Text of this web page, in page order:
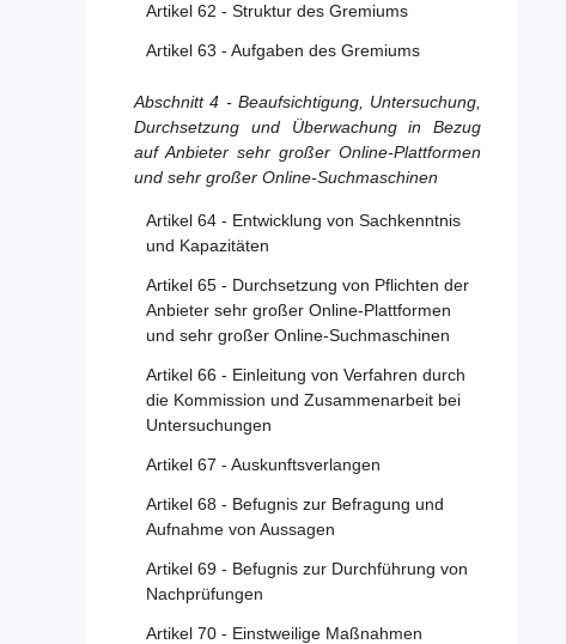
missbräuchlicher Verwendung
Artikel 24 - Transparenzberichtspflichten der
Artikel 25 - Gestaltung und Organisation der
Online-Schnittstelle
Artikel 26 - Werbung auf Online-Plattformen
Artikel 27 - Transparenz der
Empfehlungssysteme
Artikel 28 - Online-Schutz Minderjähriger
Abschnitt 4 - Bestimmungen für Anbieter von
Online-Plattformen, die Verbrauchern den
Abschluss von Fernabsatzverträgen mit
Unternehmern ermöglichen
Artikel 29 - Ausnahme für Kleinst- und
Artikel 30 - Nachverfolgbarkeit von
Artikel 31 - Konformität durch
Artikel 62 - Struktur des Gremiums
Artikel 63 - Aufgaben des Gremiums
Abschnitt 4 - Beaufsichtigung, Untersuchung,
Durchsetzung und Überwachung in Bezug
auf Anbieter sehr großer Online-Plattformen
und sehr großer Online-Suchmaschinen
Artikel 64 - Entwicklung von Sachkenntnis
und Kapazitäten
Artikel 65 - Durchsetzung von Pflichten der
Anbieter sehr großer Online-Plattformen
und sehr großer Online-Suchmaschinen
Artikel 66 - Einleitung von Verfahren durch
die Kommission und Zusammenarbeit bei
Untersuchungen
Artikel 67 - Auskunftsverlangen
Artikel 68 - Befugnis zur Befragung und
Aufnahme von Aussagen
Artikel 69 - Befugnis zur Durchführung von
Nachprüfungen
Artikel 70 - Einstweilige Maßnahmen